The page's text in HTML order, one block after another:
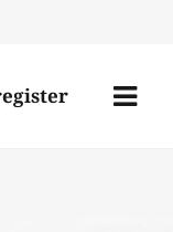
Menü